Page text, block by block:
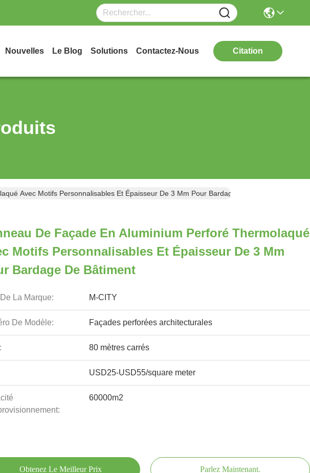
Nouvelles Le Blog Solutions Contactez-Nous Citation
Avec Motifs Personnalisables Et Épaisseur De 3 Mm Pour Bardage De Bâtiment
De Façade En Aluminium Perforé Thermolaqué
Motifs Personnalisables Et Épaisseur De 3 Mm
Bardage De Bâtiment
La Marque: M-CITY
De Modèle: Façades perforées architecturales
80 mètres carrés
USD25-USD55/square meter
60000m2
Obtenez Le Meilleur Prix Parlez Maintenant.